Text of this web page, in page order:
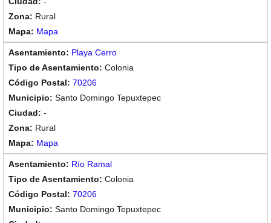
Rural
Mapa
Playa Cerro
Colonia
70206
Santo Domingo Tepuxtepec
-
Rural
Mapa
Río Ramal
Colonia
70206
Santo Domingo Tepuxtepec